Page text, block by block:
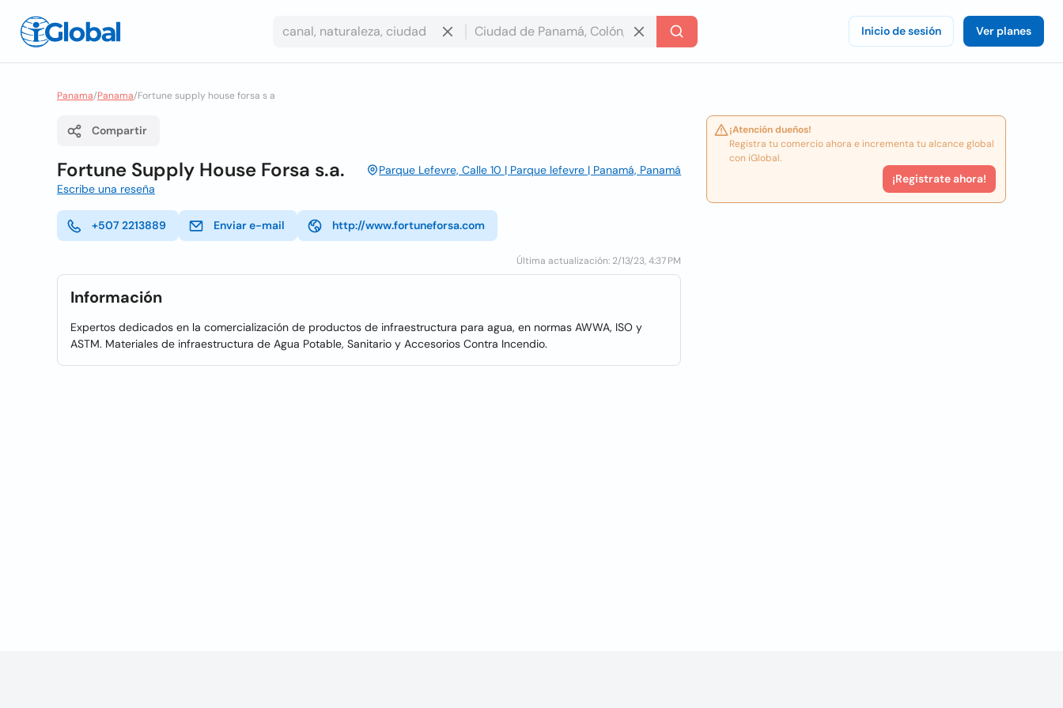
Inicio de sesión Ver planes
Panama/Panama/Fortune supply house forsa s a
Compartir
Fortune Supply House Forsa s.a.
Parque Lefevre, Calle 10 | Parque lefevre | Panamá, Panamá
Escribe una reseña
+507 2213889 Enviar e-mail http://www.fortuneforsa.com
Última actualización: 2/13/23, 4:37 PM
Información
Expertos dedicados en la comercialización de productos de infraestructura para agua, en normas AWWA, ISO y
ASTM. Materiales de infraestructura de Agua Potable, Sanitario y Accesorios Contra Incendio.
¡Atención dueños!
Registra tu comercio ahora e incrementa tu alcance global
con iGlobal.
¡Registrate ahora!